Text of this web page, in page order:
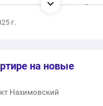
и подоконников 1 шт.
г.
на новые
Нахимовский